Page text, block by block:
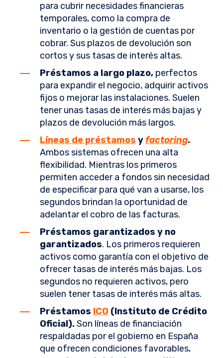
para cubrir necesidades financieras
temporales, como la compra de
inventario o la gestión de cuentas por
cobrar. Sus plazos de devolución son
cortos y sus tasas de interés altas.
Préstamos a largo plazo, perfectos
para expandir el negocio, adquirir activos
fijos o mejorar las instalaciones. Suelen
tener unas tasas de interés más bajas y
plazos de devolución más largos.
Líneas de préstamos yfactoring.
Ambos sistemas ofrecen una alta
flexibilidad. Mientras los primeros
permiten acceder a fondos sin necesidad
de especificar para qué van a usarse, los
segundos brindan la oportunidad de
adelantar el cobro de las facturas.
Préstamos garantizados y no
garantizados. Los primeros requieren
activos como garantía con el objetivo de
ofrecer tasas de interés más bajas. Los
segundos no requieren activos, pero
suelen tener tasas de interés más altas.
Préstamos ICO (Instituto de Crédito
Oficial).Son líneas de financiación
respaldadas por el gobierno en España
que ofrecen condiciones favorables,